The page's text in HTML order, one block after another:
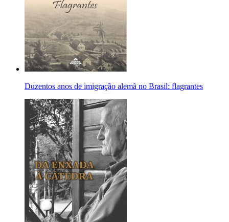
Duzentos anos de imigração alemã no Brasil: flagrantes